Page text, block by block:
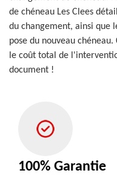
de chéneau Les Clees
du changement, ainsi que
pose du nouveau
le coût total de
document !
100% Garantie